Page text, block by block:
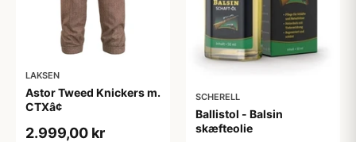
LAKSEN
Astor Tweed Knickers m.
CTXâ¢
2.999,00 kr
SCHERELL
Ballistol - Balsin
skæfteolie